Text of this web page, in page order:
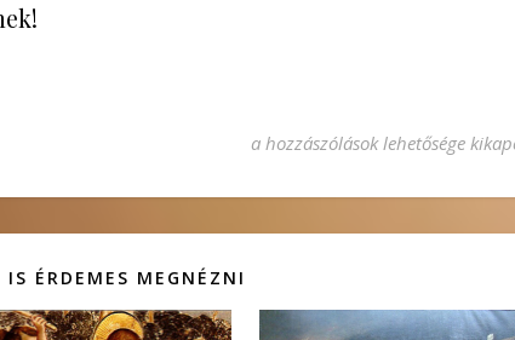
———- ADVENTI
a hozzászólások lehetősége
IS ÉRDEMES MEGNÉZNI